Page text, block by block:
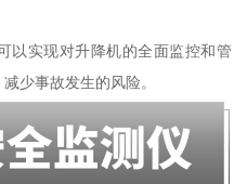
以实现对升降机的全面监控和管
少事故发生的风险。